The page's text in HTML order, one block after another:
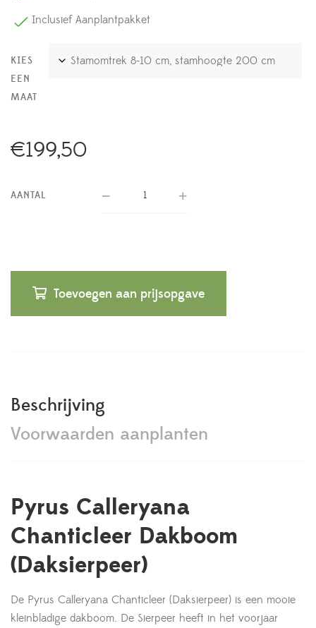
Inclusief Aanplantpakket
KIES
EEN
MAAT
€199,50
AANTAL
Toevoegen aan prijsopgave
Beschrijving
Voorwaarden aanplanten
Pyrus Calleryana
Chanticleer Dakboom
(Daksierpeer)
De Pyrus Calleryana Chanticleer (Daksierpeer) is een mooie
kleinbladige dakboom. De Sierpeer heeft in het voorjaar